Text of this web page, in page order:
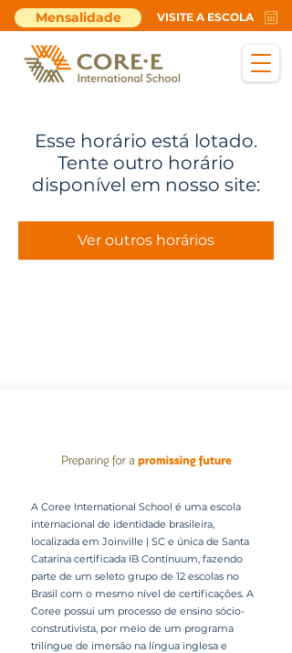
Mensalidade VISITE A ESCOLA
Esse horário está lotado.
Tente outro horário
disponível em nosso site:
Ver outros horários
A Coree International School é uma escola
internacional de identidade brasileira,
localizada em Joinville | SC e única de Santa
Catarina certificada IB Continuum, fazendo
parte de um seleto grupo de 12 escolas no
Brasil com o mesmo nível de certificações. A
Coree possui um processo de ensino sócio-
construtivista, por meio de um programa
trilíngue de imersão na língua inglesa e